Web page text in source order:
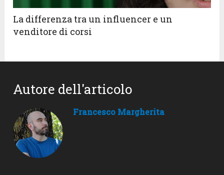
La differenza tra un influencer e un
venditore di corsi
Autore dell'articolo
Francesco Margherita